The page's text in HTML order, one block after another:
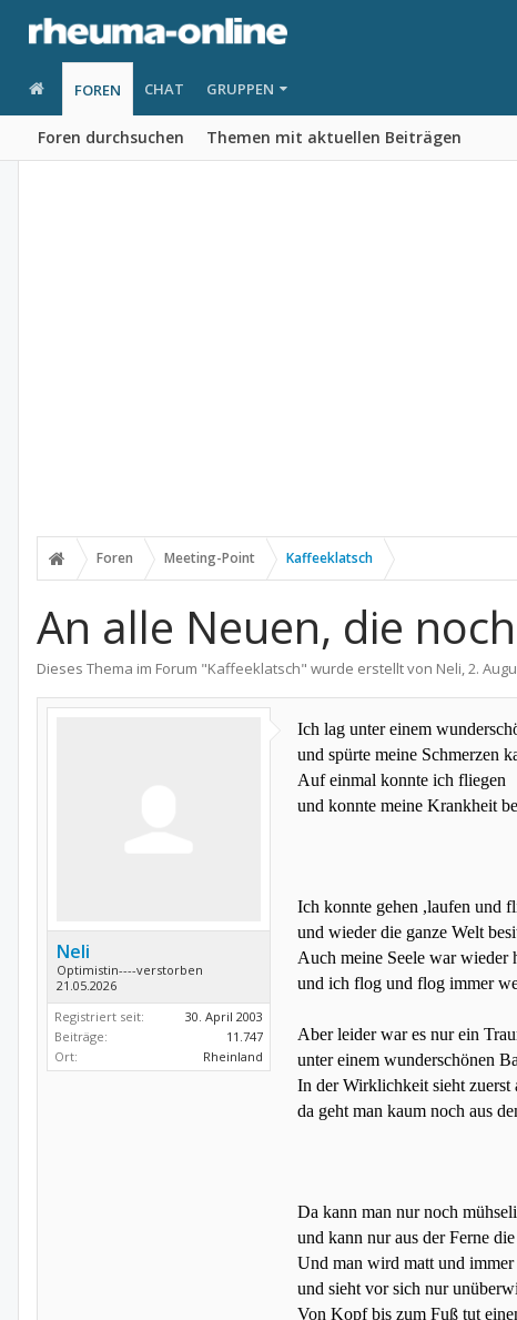
FOREN
Foren durchsuchen Themen mit aktuellen Beiträgen
CHAT GRUPPEN
Foren Meeting-Point Kaffeeklatsch
An alle Neuen, die
Dieses Thema im Forum "Kaffeeklatsch" wurde erstellt von Neli,2.
Neli
Optimistin----verstorben
21.05.2026
Registriert seit:
30. April 2003
Beiträge:
11.747
Ort:
Rheinland
Ich lag unter einem
und spürte meine Schmerzen
Auf einmal konnte ich fliegen
und konnte meine Krankheit
Ich konnte gehen ,laufen und
und wieder die ganze Welt
Auch meine Seele war wieder
und ich flog und flog immer
Aber leider war es nur ein
unter einem wunderschönen
In der Wirklichkeit sieht zuerst
da geht man kaum noch aus
Da kann man nur noch
und kann nur aus der Ferne
Und man wird matt und immer
und sieht vor sich nur
Von Kopf bis zum Fuß tut